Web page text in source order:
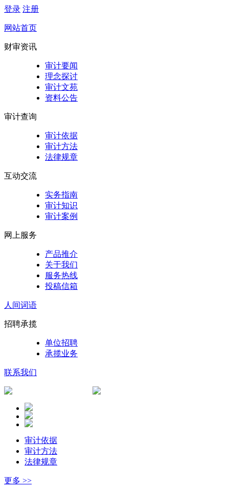
登录 注册
网站首页
财审资讯
审计要闻
理念探讨
审计文苑
资料公告
审计查询
审计依据
审计方法
法律规章
互动交流
实务指南
审计知识
审计案例
网上服务
产品推介
关于我们
服务热线
投稿信箱
人间词语
招聘承揽
单位招聘
承揽业务
联系我们
审计依据
审计方法
法律规章
更多 >>